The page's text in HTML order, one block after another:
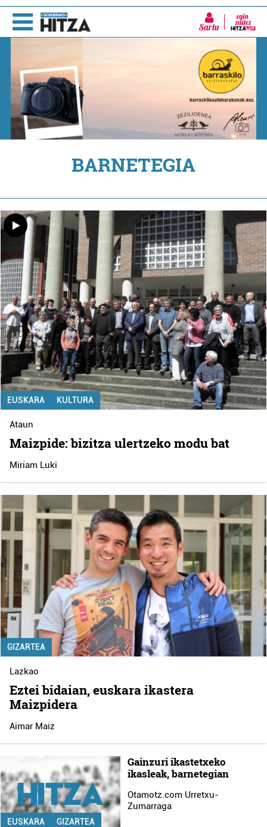
Sartu
BARNETEGIA
EUSKARA KULTURA
Ataun
Maizpide: bizitza ulertzeko modu bat
Miriam Luki
GIZARTEA
Lazkao
Eztei bidaian, euskara ikastera
Maizpidera
Aimar Maiz
EUSKARA GIZARTEA
Gainzuri ikastetxeko
ikasleak, barnetegian
Otamotz.com Urretxu-
Zumarraga